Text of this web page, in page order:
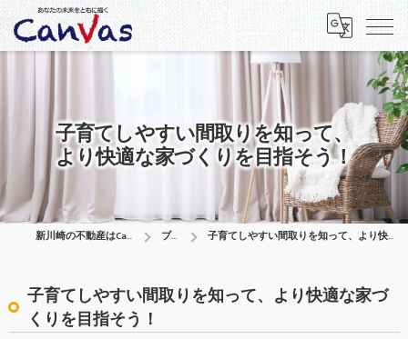
子育てしやすい間取りを知って、
より快適な家づくりを目指そう！
新川崎の不動産はCanVas合同会社 ブログ 子育てしやすい間取りを知って、より快適な家づくりを目指そう！
子育てしやすい間取りを知って、より快適な家づ
くりを目指そう！